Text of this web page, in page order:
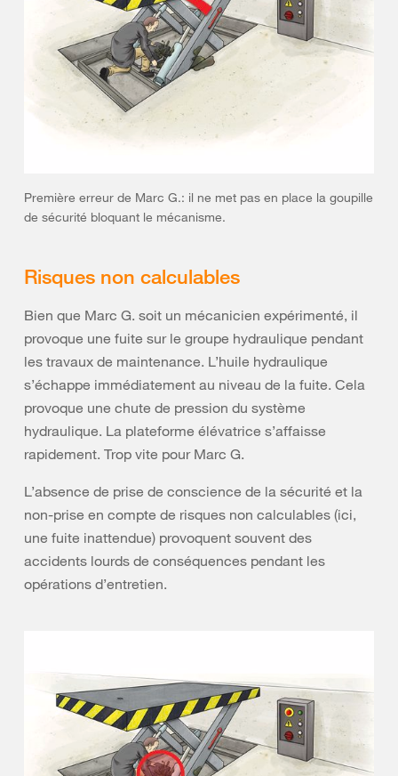
Première erreur de Marc G.: il ne met pas en place la goupille
de sécurité bloquant le mécanisme.
Risques non calculables
Bien que Marc G. soit un mécanicien expérimenté, il
provoque une fuite sur le groupe hydraulique pendant
les travaux de maintenance. L’huile hydraulique
s’échappe immédiatement au niveau de la fuite. Cela
provoque une chute de pression du système
hydraulique. La plateforme élévatrice s’affaisse
rapidement. Trop vite pour Marc G.
L’absence de prise de conscience de la sécurité et la
non-prise en compte de risques non calculables (ici,
une fuite inattendue) provoquent souvent des
accidents lourds de conséquences pendant les
opérations d’entretien.